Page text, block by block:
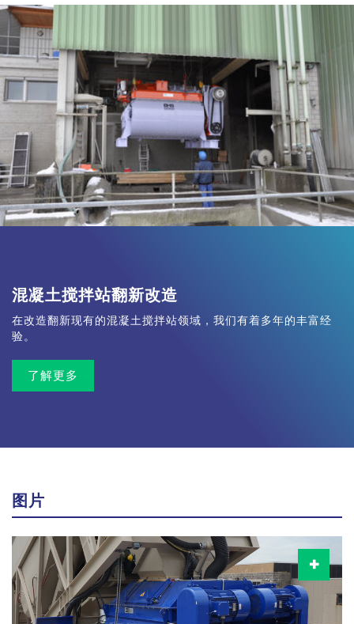
混凝土搅拌站翻新改造
在改造翻新现有的混凝土搅拌站领域，我们有着多年的丰富经
验。
了解更多
图片